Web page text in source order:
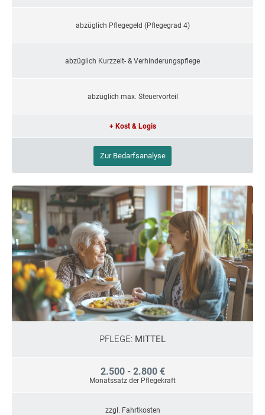
abzüglich Pflegegeld (Pflegegrad 4)
abzüglich Kurzzeit- & Verhinderungspflege
abzüglich max. Steuervorteil
+ Kost & Logis
Zur Bedarfsanalyse
PFLEGE: MITTEL
2.500 - 2.800 €
Monatssatz der Pflegekraft
zzgl. Fahrtkosten